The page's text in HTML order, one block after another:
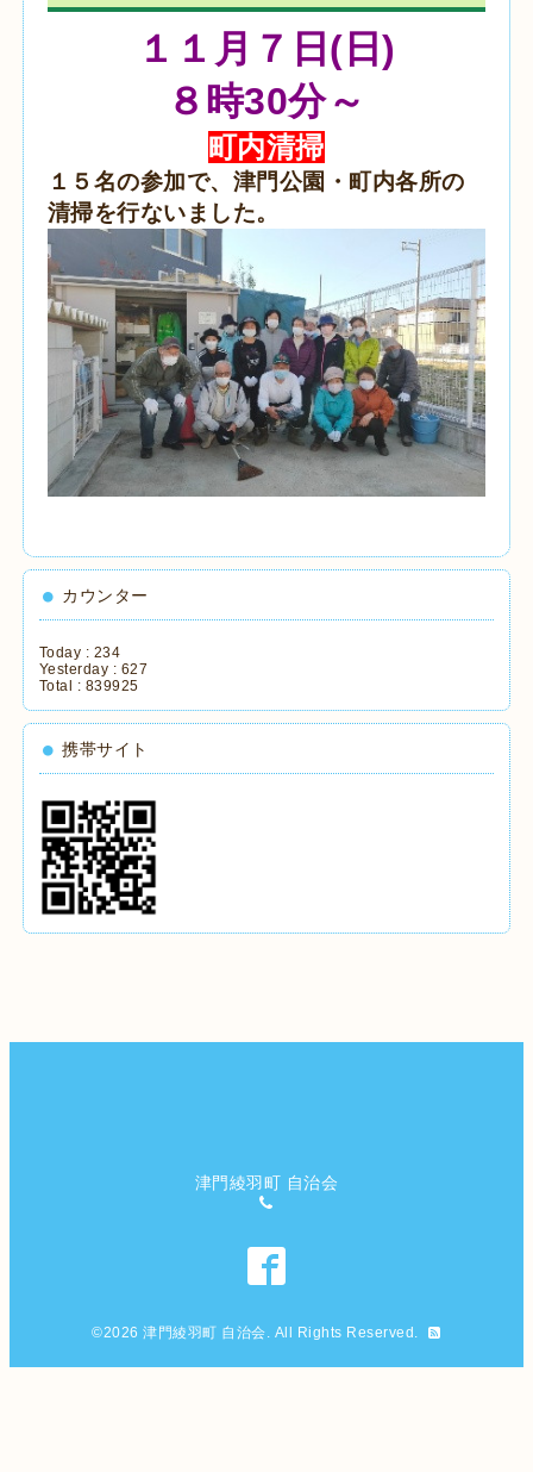
１１月７日(日)
８時30分～
町内清掃
１５名の参加で、津門公園・町内各所の
清掃を行ないました。
カウンター
Today : 234
Yesterday : 627
Total : 839925
携帯サイト
津門綾羽町 自治会
©2026津門綾羽町 自治会. All Rights Reserved.